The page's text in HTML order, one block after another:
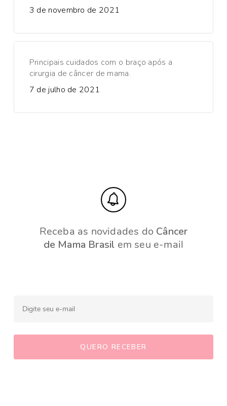
3 de novembro de 2021
Principais cuidados com o braço após a
cirurgia de câncer de mama.
7 de julho de 2021
Receba as novidades do Câncer
de Mama Brasil em seu e-mail